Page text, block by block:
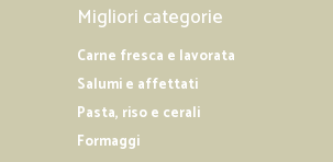
Migliori categorie
Carne fresca e lavorata
Salumi e affettati
Pasta, riso e cerali
Formaggi